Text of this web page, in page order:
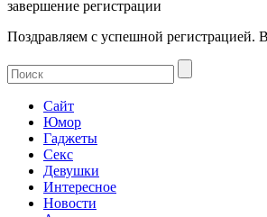
завершение регистрации
Поздравляем с успешной регистрацией.
Сайт
Юмор
Гаджеты
Секс
Девушки
Интересное
Новости